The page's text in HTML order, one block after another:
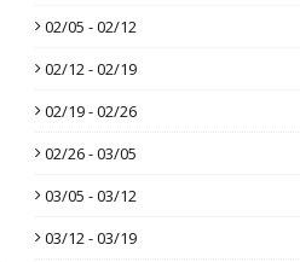
02/05 - 02/12
02/12 - 02/19
02/19 - 02/26
02/26 - 03/05
03/05 - 03/12
03/12 - 03/19